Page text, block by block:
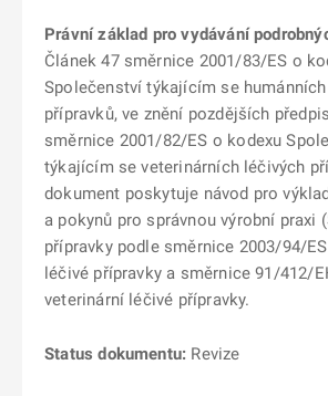
Právní základ pro vydávání
Článek 47 směrnice 2001/83/ES o
Společenství týkajícím se
přípravků, ve znění pozdějších
směrnice 2001/82/ES o kodexu
týkajícím se veterinárních léčivých
dokument poskytuje návod pro
a pokynů pro správnou výrobní praxi
přípravky podle směrnice 2003/94/
léčivé přípravky a směrnice 91/412/
veterinární léčivé přípravky.
Status dokumentu: Revize